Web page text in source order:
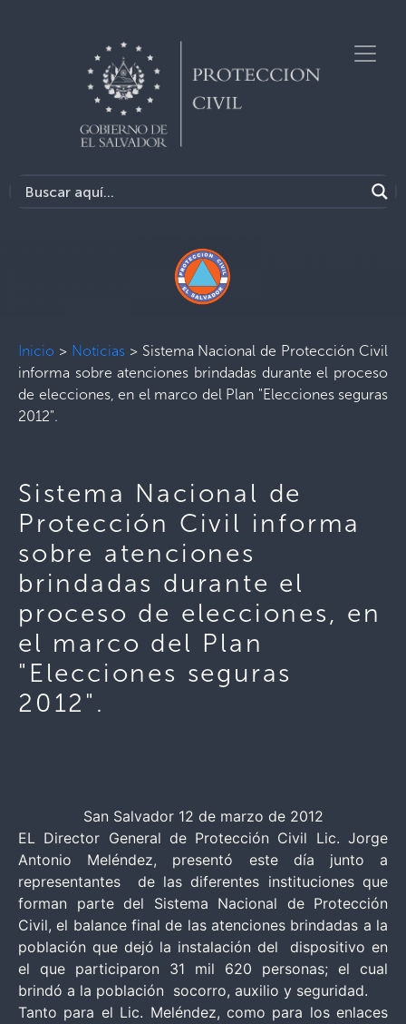
Inicio > Noticias> Sistema Nacional de Protección Civil
informa sobre atenciones brindadas durante el proceso
de elecciones, en el marco del Plan "Elecciones seguras
2012".
Sistema Nacional de
Protección Civil informa
sobre atenciones
brindadas durante el
proceso de elecciones, en
el marco del Plan
"Elecciones seguras
2012".
San Salvador 12 de marzo de 2012
EL Director General de Protección Civil Lic. Jorge
Antonio Meléndez, presentó este día junto a
representantes de las diferentes instituciones que
forman parte del Sistema Nacional de Protección
Civil, el balance final de las atenciones brindadas a la
población que dejó la instalación del dispositivo en
el que participaron 31 mil 620 personas; el cual
brindó a la población socorro, auxilio y seguridad.
Tanto para el Lic. Meléndez, como para los enlaces